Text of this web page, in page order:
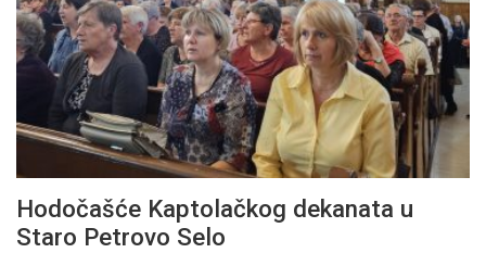
Hodočašće Kaptolačkog dekanata u
Staro Petrovo Selo